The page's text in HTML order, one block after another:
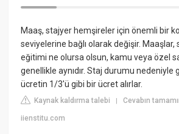
Maaş, stajyer hemşireler için önemli bir
seviyelerine bağlı olarak değişir.
eğitimi ne olursa olsun, kamu veya özel
genellikle aynıdır. Staj durumu nedeniyle
ücretin 1/3'ü gibi bir ücret alırlar.
Kaynak kaldırma talebi |Cevabın
iienstitu.com